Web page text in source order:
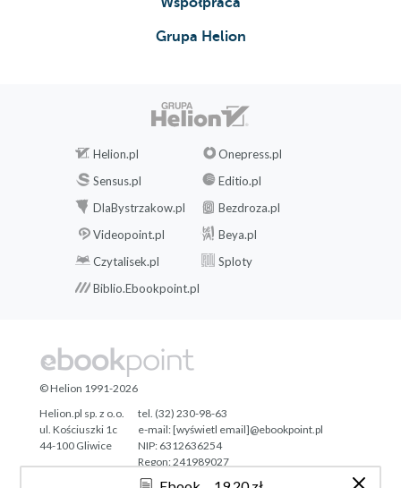
Grupa Helion
Helion.pl
Onepress.pl
Sensus.pl
Editio.pl
DlaBystrzakow.pl
Bezdroza.pl
Videopoint.pl
Beya.pl
Czytalisek.pl
Sploty
Biblio.Ebookpoint.pl
© Helion 1991-2026
Helion.pl sp. z o.o.
ul. Kościuszki 1c
44-100 Gliwice
tel. (32) 230-98-63
e-mail:[wyświetl email]@ebookpoint.pl
NIP: 6312636254
Regon: 241989027